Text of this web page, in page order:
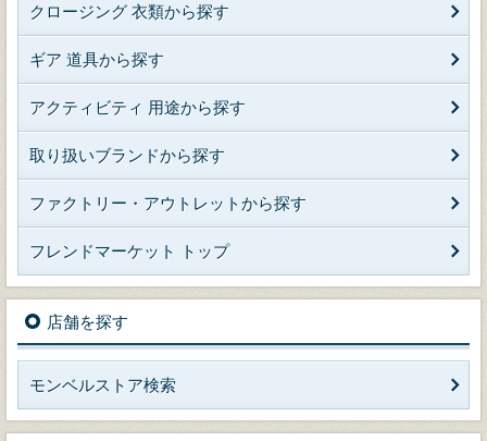
クロージング 衣類から探す
ギア 道具から探す
アクティビティ 用途から探す
取り扱いブランドから探す
ファクトリー・アウトレットから探す
フレンドマーケット トップ
店舗を探す
モンベルストア検索